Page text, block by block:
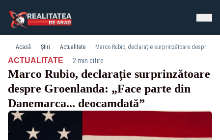
Acasă Știri Actualitate Marco Rubio, declarație surprinzătoare despre Groenlanda: „Face parte din Danemarca... deocamdată”
ACTUALITATE· 2 min citire
Marco Rubio, declarație surprinzătoare
despre Groenlanda: „Face parte din
Danemarca... deocamdată”